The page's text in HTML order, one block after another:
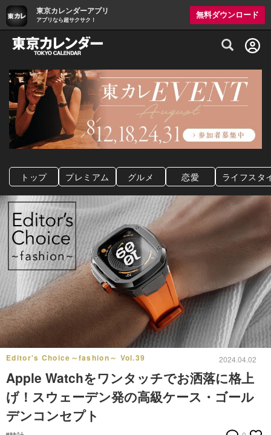
東京カレンダーアプリ
アプリなら超サクサク！
無料ダウンロード
グルメ情報・プレミアムレストラン予約
トップ プレミアム グルメ 恋愛 ライフスタ
Editor's Choice～fashion～ Vol.39 2024.04.02
Apple Watchをワンタッチでお洒落に格上
げ！スウェーデン発の高級ケース・ゴール
デンコンセプト